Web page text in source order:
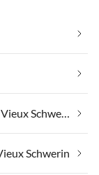
Appartements de vacances pas chers dans Vieux Schwerin
Schwerin